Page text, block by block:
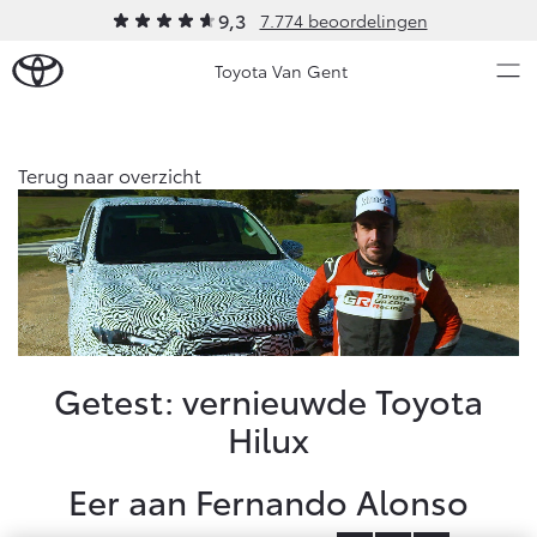
9,3 7.774 beoordelingen
Toyota Van Gent
Ons bedrijf
Ons bedrijf
Geschiedenis
Sponsoring
Contact en Route
Modellen
Aygo X
HYBRIDE
Vanaf € 23.750,-
Yaris
HYBRIDE
Vanaf € 27.195,-
Occasions
Diensten
Terug naar overzicht
Getest: vernieuwde Toyota
Hilux
Eer aan Fernando Alonso